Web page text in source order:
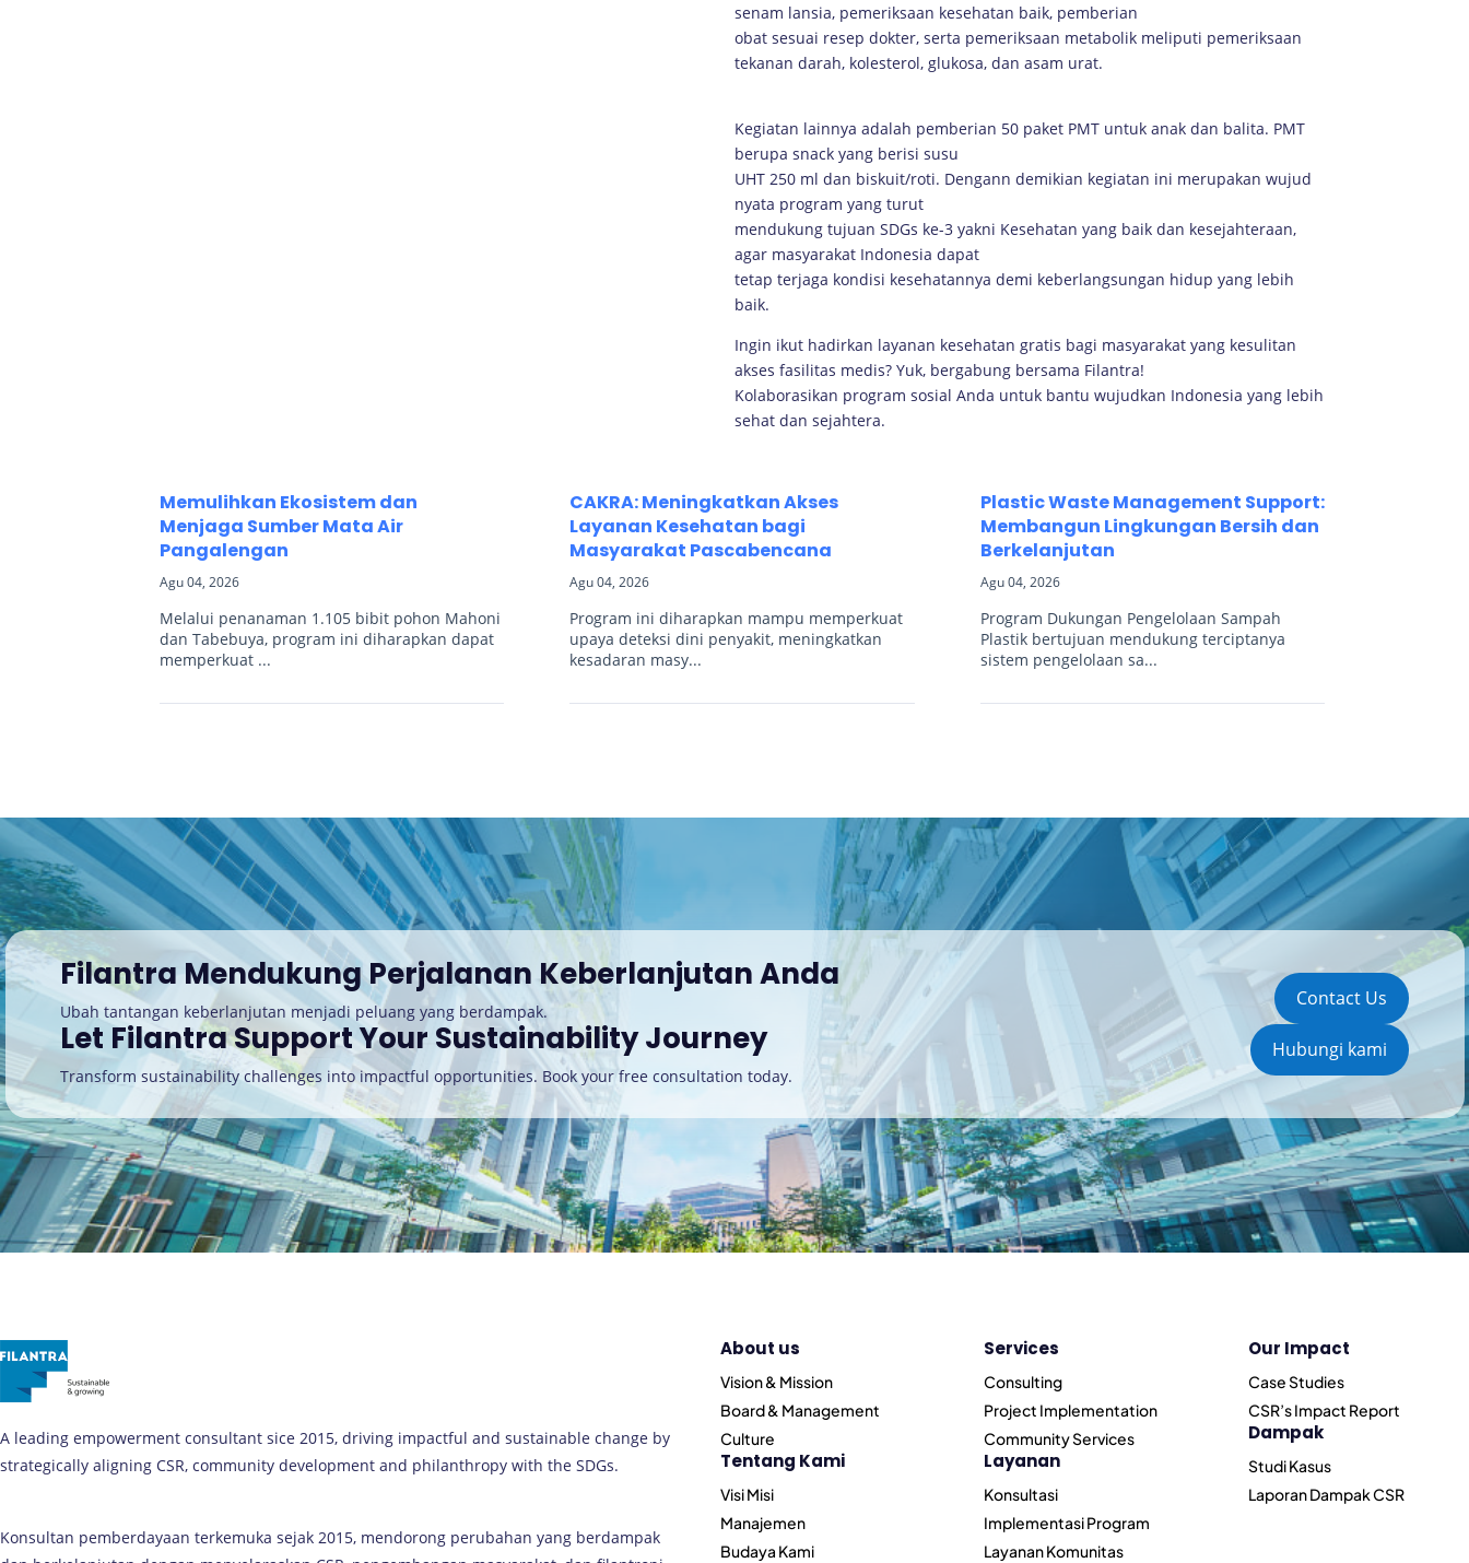
senam lansia, pemeriksaan kesehatan baik, pemberian
obat sesuai resep dokter, serta pemeriksaan metabolik meliputi pemeriksaan
tekanan darah, kolesterol, glukosa, dan asam urat.
Kegiatan lainnya adalah pemberian 50 paket PMT untuk anak dan balita. PMT
berupa snack yang berisi susu
UHT 250 ml dan biskuit/roti. Dengann demikian kegiatan ini merupakan wujud
nyata program yang turut
mendukung tujuan SDGs ke-3 yakni Kesehatan yang baik dan kesejahteraan,
agar masyarakat Indonesia dapat
tetap terjaga kondisi kesehatannya demi keberlangsungan hidup yang lebih
baik.
Ingin ikut hadirkan layanan kesehatan gratis bagi masyarakat yang kesulitan
akses fasilitas medis? Yuk, bergabung bersama Filantra!
Kolaborasikan program sosial Anda untuk bantu wujudkan Indonesia yang lebih
sehat dan sejahtera.
Memulihkan Ekosistem dan
Menjaga Sumber Mata Air
Pangalengan
Agu 04, 2026
Melalui penanaman 1.105 bibit pohon Mahoni
dan Tabebuya, program ini diharapkan dapat
memperkuat ...
CAKRA: Meningkatkan Akses
Layanan Kesehatan bagi
Masyarakat Pascabencana
Agu 04, 2026
Program ini diharapkan mampu memperkuat
upaya deteksi dini penyakit, meningkatkan
kesadaran masy...
Plastic Waste Management Support:
Membangun Lingkungan Bersih dan
Berkelanjutan
Agu 04, 2026
Program Dukungan Pengelolaan Sampah
Plastik bertujuan mendukung terciptanya
sistem pengelolaan sa...
Filantra Mendukung Perjalanan Keberlanjutan Anda
Ubah tantangan keberlanjutan menjadi peluang yang berdampak.
Let Filantra Support Your Sustainability Journey
Transform sustainability challenges into impactful opportunities. Book your free consultation today.
Contact Us
Hubungi kami
A leading empowerment consultant sice 2015, driving impactful and sustainable change by
strategically aligning CSR, community development and philanthropy with the SDGs.
Konsultan pemberdayaan terkemuka sejak 2015, mendorong perubahan yang berdampak
About us
Vision & Mission
Board & Management
Culture
Tentang Kami
Visi Misi
Manajemen
Budaya Kami
Services
Consulting
Project Implementation
Community Services
Layanan
Konsultasi
Implementasi Program
Layanan Komunitas
Our Impact
Case Studies
CSR’s Impact Report
Dampak
Studi Kasus
Laporan Dampak CSR